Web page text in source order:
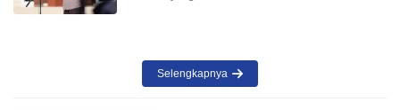
Selengkapnya